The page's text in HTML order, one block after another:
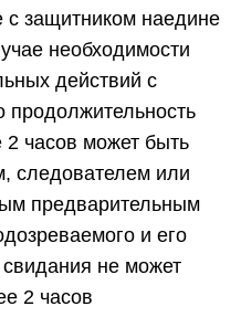
с защитником наедине
необходимости
действий с
продолжительность
часов может быть
следователем или
предварительным
и его
не может
2 часов